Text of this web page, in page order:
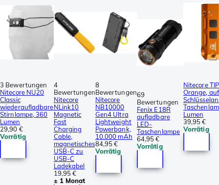
3 Bewertungen
Nitecore NU20
Classic
wiederaufladbare
Stirnlampe, 360
Lumen
29,90 €
Vorrätig
4
Bewertungen
Nitecore
NLink10
Magnetic
Fast
Charging
Cable,
magnetisches
USB-C zu
USB-C
Ladekabel
19,95 €
± 1 Monat
8
Bewertungen
Nitecore
NB10000
Gen4 Ultra
Lightweight
Powerbank,
10.000 mAh
84,95 €
Vorrätig
69
Bewertungen
Fenix E18R
aufladbare
LED-
Taschenlampe
64,95 €
Vorrätig
Nitecore
Orange,
Lumen
39,95 €
Vorrätig